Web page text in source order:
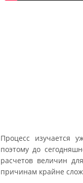
Процесс изучается
поэтому до
расчетов величин
причинам крайне